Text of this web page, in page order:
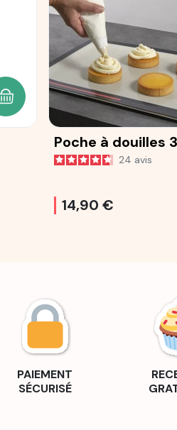
AJOUTER AU PANIER
Poche à douilles
24 avis
14,90 €
PAIEMENT
SÉCURISÉ